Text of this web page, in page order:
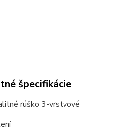
špecifikácie
rúško 3-vrstvové